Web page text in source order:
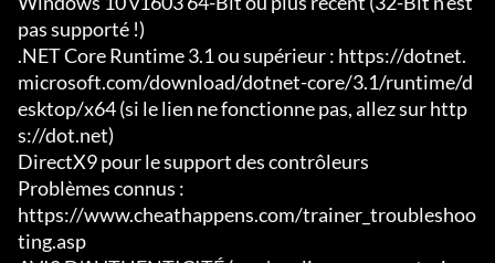
pas supporté !)
.NET Core Runtime 3.1 ou supérieur : https://dotnet.
microsoft.com/download/dotnet-core/3.1/runtime/d
esktop/x64 (si le lien ne fonctionne pas, allez sur http
s://dot.net)
DirectX9 pour le support des contrôleurs
Problèmes connus :
https://www.cheathappens.com/trainer_troubleshoo
ting.asp